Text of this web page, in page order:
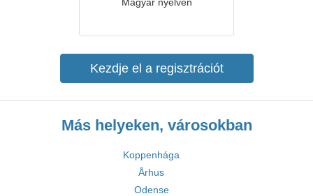
Kezdje el a regisztrációt
Más helyeken, városokban
Koppenhága
Århus
Odense